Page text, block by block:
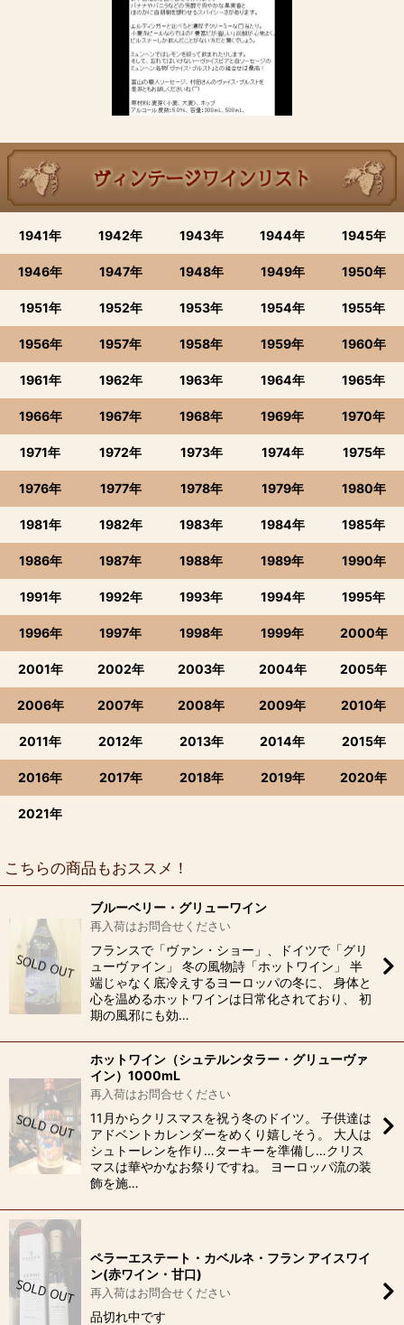
1941年 1942年 1943年 1944年 1945年
1946年 1947年 1948年 1949年 1950年
1951年 1952年 1953年 1954年 1955年
1956年 1957年 1958年 1959年 1960年
1961年 1962年 1963年 1964年 1965年
1966年 1967年 1968年 1969年 1970年
1971年 1972年 1973年 1974年 1975年
1976年 1977年 1978年 1979年 1980年
1981年 1982年 1983年 1984年 1985年
1986年 1987年 1988年 1989年 1990年
1991年 1992年 1993年 1994年 1995年
1996年 1997年 1998年 1999年 2000年
2001年 2002年 2003年 2004年 2005年
2006年 2007年 2008年 2009年 2010年
2011年 2012年 2013年 2014年 2015年
2016年 2017年 2018年 2019年 2020年
2021年
こちらの商品もおススメ！
ブルーベリー・グリューワイン
再入荷はお問合せください
フランスで「ヴァン・ショー」、ドイツで「グリ
ューヴァイン」 冬の風物詩「ホットワイン」 半
端じゃなく底冷えするヨーロッパの冬に、 身体と
心を温めるホットワインは日常化されており、 初
期の風邪にも効…
ホットワイン（シュテルンタラー・グリューヴァ
イン）1000mL
再入荷はお問合せください
11月からクリスマスを祝う冬のドイツ。 子供達は
アドベントカレンダーをめくり嬉しそう。 大人は
シュトーレンを作り…ターキーを準備し…クリス
マスは華やかなお祭りですね。 ヨーロッパ流の装
飾を施…
ペラーエステート・カベルネ・フラン アイスワイ
ン(赤ワイン・甘口)
再入荷はお問合せください
品切れ中です